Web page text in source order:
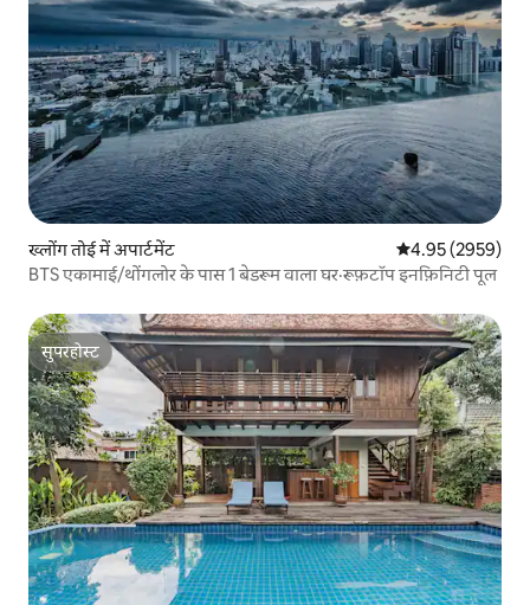
ख्लोंग तोई में अपार्टमेंट औसत रेटिंग 5 में से
4.95 (2959)
BTS एकामाई/थोंगलोर के पास 1 बेडरूम वाला घर·रूफ़टॉप इनफ़िनिटी पूल
सुपरहोस्ट
सुपरहोस्ट